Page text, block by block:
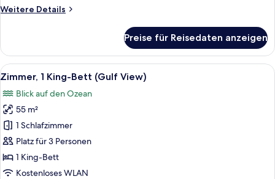
anzeigen
Weitere Details
Weitere
Suite,
1 King-
Bett
View)
Preise für Reisedaten anzeigen
Alle
Fotos
für
Zimmer,
1 King-
Bett
(Gulf
View)
Ein Hotelzimmer mit einem großen
4
Zimmer, 1 King-Bett (Gulf View)
Blick auf den Ozean
55 m²
1 Schlafzimmer
Platz für 3 Personen
1 King-Bett
Kostenloses WLAN